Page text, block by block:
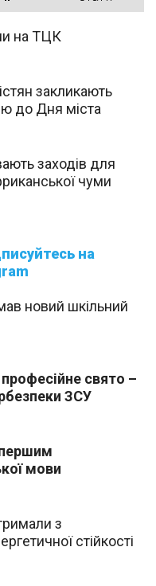
на ТЦК
закликають
до Дня міста
заходів для
чуми
новий шкільний
свято –
ЗСУ
першим
мови
з
стійкості